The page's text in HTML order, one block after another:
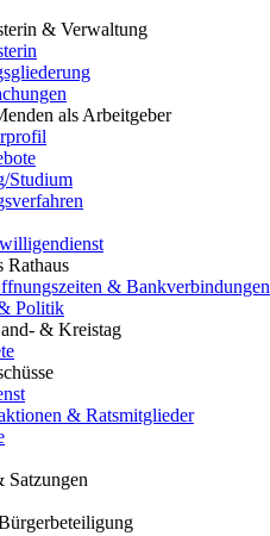
& Verwaltung
als Arbeitgeber
Studium
Rathaus
& Bankverbindungen
Politik
& Kreistag
& Ratsmitglieder
Satzungen